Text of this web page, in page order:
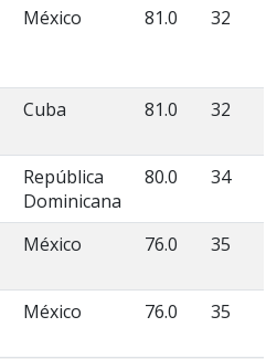
México 81.0 32
Cuba 81.0 32
República
Dominicana
80.0 34
México 76.0 35
México 76.0 35